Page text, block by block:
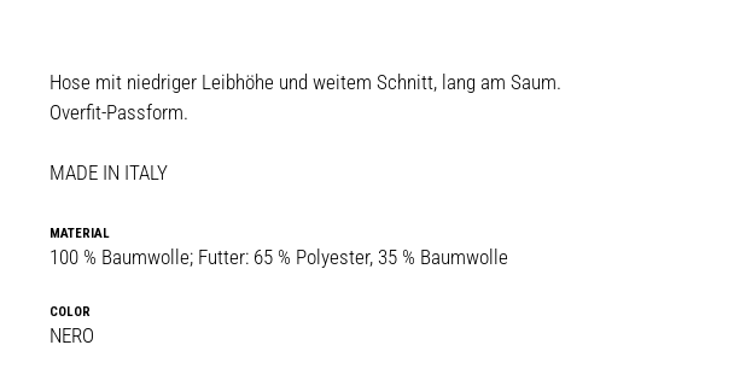
Hose mit niedriger Leibhöhe und weitem Schnitt, lang am Saum.
Overfit-Passform.
MADE IN ITALY
MATERIAL
100 % Baumwolle; Futter: 65 % Polyester, 35 % Baumwolle
COLOR
NERO